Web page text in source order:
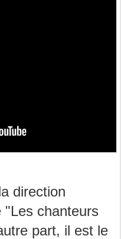
direction
"Les chanteurs
part, il est le